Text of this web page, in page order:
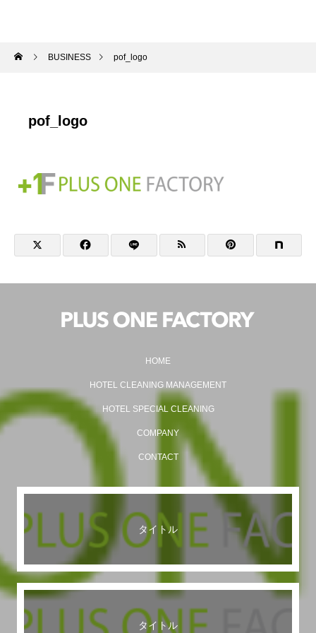
BUSINESS pof_logo
pof_logo
HOME
HOTEL CLEANING MANAGEMENT
HOTEL SPECIAL CLEANING
COMPANY
CONTACT
タイトル
タイトル